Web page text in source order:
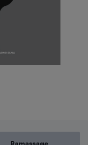
Ramassage